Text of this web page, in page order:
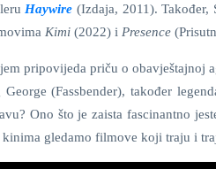
Haywire (Izdaja, 2011). Također,
Kimi (2022) i Presence
pripovijeda priču o obavještajnoj
(Fassbender), također
Ono što je zaista fascinantno
gledamo filmove koji traju i